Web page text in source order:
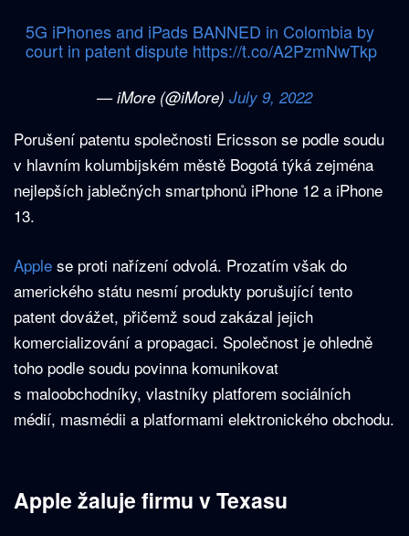
5G iPhones and iPads BANNED in Colombia by
court in patent dispute https://t.co/A2PzmNwTkp
— iMore (@iMore) July 9, 2022
Porušení patentu společnosti Ericsson se podle soudu
v hlavním kolumbijském městě Bogotá týká zejména
nejlepších jablečných smartphonů iPhone 12 a iPhone
13.
Apple se proti nařízení odvolá. Prozatím však do
amerického státu nesmí produkty porušující tento
patent dovážet, přičemž soud zakázal jejich
komercializování a propagaci. Společnost je ohledně
toho podle soudu povinna komunikovat
s maloobchodníky, vlastníky platforem sociálních
médií, masmédii a platformami elektronického obchodu.
Apple žaluje firmu v Texasu